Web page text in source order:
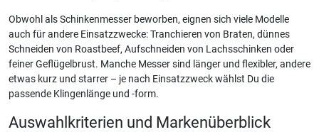
Obwohl als Schinkenmesser beworben, eignen sich viele Modelle
auch für andere Einsatzzwecke: Tranchieren von Braten, dünnes
Schneiden von Roastbeef, Aufschneiden von Lachsschinken oder
feiner Geflügelbrust. Manche Messer sind länger und flexibler, andere
etwas kurz und starrer – je nach Einsatzzweck wählst Du die
passende Klingenlänge und -form.
Auswahlkriterien und Markenüberblick